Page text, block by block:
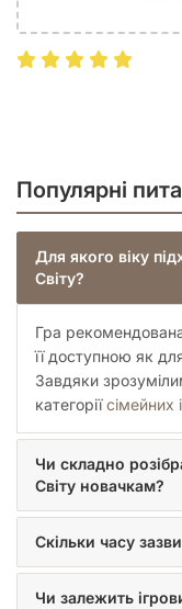
Популярні
Для якого віку
Світу?
Гра
її доступною як
Завдяки
категоріїсімейних
Чи складно
Світу новачкам?
Скільки часу
Чи залежить